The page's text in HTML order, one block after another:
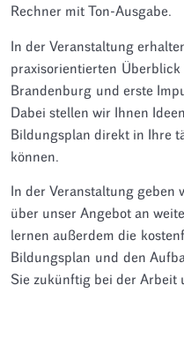
Rechner mit Ton-Ausgabe.
In der Veranstaltung
praxisorientierten
Brandenburg und erste
Dabei stellen wir Ihnen
Bildungsplan direkt in Ihre
können.
In der Veranstaltung geben
über unser Angebot an
lernen außerdem die
Bildungsplan und den
Sie zukünftig bei der Arbeit